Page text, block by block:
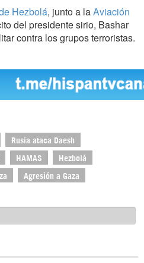
Hezbolá, junto a laAviación
del presidente sirio, Bashar
contra los grupos terroristas.
Rusia ataca Daesh
HAMAS Hezbolá
Agresión a Gaza